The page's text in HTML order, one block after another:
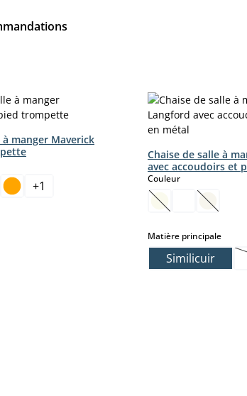
à manger Maverick
+1
n'est pas disponible pour le moment.)
Chaise de salle à
avec accoudoirs et
Couleurselect
(Cette option(Cette
Matière principaleselect
Similicuir